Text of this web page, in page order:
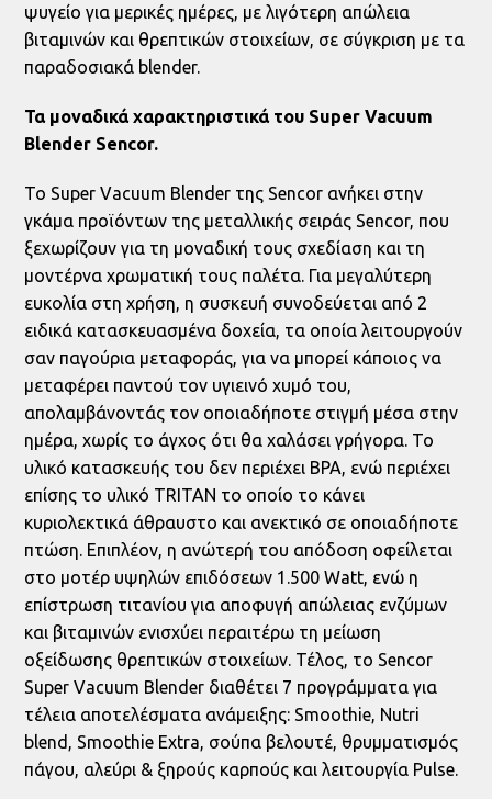
ψυγείο για μερικές ημέρες, με λιγότερη απώλεια
βιταμινών και θρεπτικών στοιχείων, σε σύγκριση με τα
παραδοσιακά blender.
Τα μοναδικά χαρακτηριστικά του Super Vacuum
Blender Sencor.
To Super Vacuum Blender της Sencor ανήκει στην
γκάμα προϊόντων της μεταλλικής σειράς Sencor, που
ξεχωρίζουν για τη μοναδική τους σχεδίαση και τη
μοντέρνα χρωματική τους παλέτα. Για μεγαλύτερη
ευκολία στη χρήση, η συσκευή συνοδεύεται από 2
ειδικά κατασκευασμένα δοχεία, τα οποία λειτουργούν
σαν παγούρια μεταφοράς, για να μπορεί κάποιος να
μεταφέρει παντού τον υγιεινό χυμό του,
απολαμβάνοντάς τον οποιαδήποτε στιγμή μέσα στην
ημέρα, χωρίς το άγχος ότι θα χαλάσει γρήγορα. Το
υλικό κατασκευής του δεν περιέχει BPA, ενώ περιέχει
επίσης το υλικό TRITAN το οποίο το κάνει
κυριολεκτικά άθραυστο και ανεκτικό σε οποιαδήποτε
πτώση. Επιπλέον, η ανώτερή του απόδοση οφείλεται
στο μοτέρ υψηλών επιδόσεων 1.500 Watt, ενώ η
επίστρωση τιτανίου για αποφυγή απώλειας ενζύμων
και βιταμινών ενισχύει περαιτέρω τη μείωση
οξείδωσης θρεπτικών στοιχείων. Τέλος, το Sencor
Super Vacuum Blender διαθέτει 7 προγράμματα για
τέλεια αποτελέσματα ανάμειξης: Smoothie, Nutri
blend, Smoothie Extra, σούπα βελουτέ, θρυμματισμός
πάγου, αλεύρι & ξηρούς καρπούς και λειτουργία Pulse.